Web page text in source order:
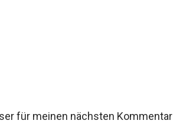
für meinen nächsten Kommentar